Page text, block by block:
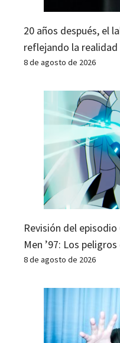
20 años después, el
reflejando la
8 de agosto de 2026
Revisión del
Men ’97: Los
8 de agosto de 2026